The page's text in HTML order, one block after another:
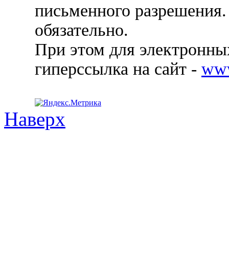
письменного
обязательно.
При этом для
гиперссылка на сайт -
Наверх